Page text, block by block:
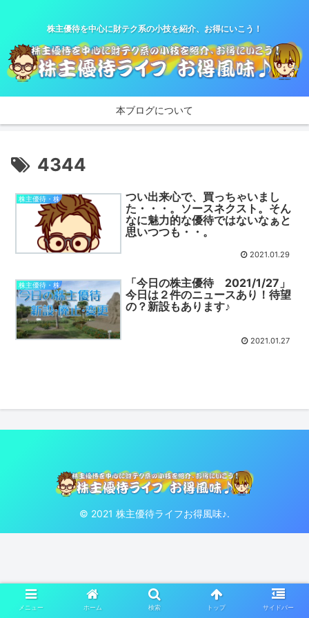
株主優待を中心に財テク系の小技を紹介、お得にいこう！
本ブログについて
4344
株主優待・株
つい出来心で、買っちゃいまし
た・・・。ソースネクスト。そん
なに魅力的な優待ではないなぁと
思いつつも・・。
2021.01.29
株主優待・株
「今日の株主優待 2021/1/27」
今日は２件のニュースあり！待望
の？新設もあります♪
2021.01.27
© 2021 株主優待ライフお得風味♪.
メニュー ホーム 検索 トップ サイドバー